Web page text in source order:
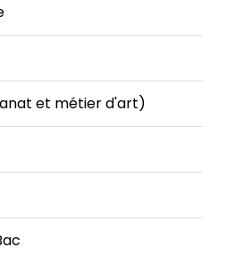
et métier d'art)